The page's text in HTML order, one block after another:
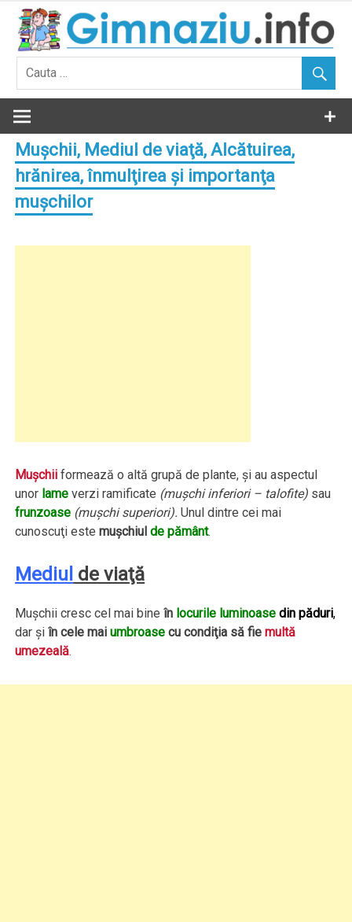
Skip
content
Muşchii, Mediul de viaţă, Alcătuirea,
hrănirea, înmulţirea şi importanţa
muşchilor
Muşchii formează o altă grupă de plante, şi au aspectul
unor lame verzi ramificate (muşchi inferiori – talofite) sau
frunzoase (muşchi superiori). Unul dintre cei mai
cunoscuţi estemuşchiulde pământ.
Mediul de viaţă
Muşchii cresc cel mai bineîn locurile luminoasedin păduri,
dar şiîn cele maiumbroase cu condiţia să fiemultă
umezeală.